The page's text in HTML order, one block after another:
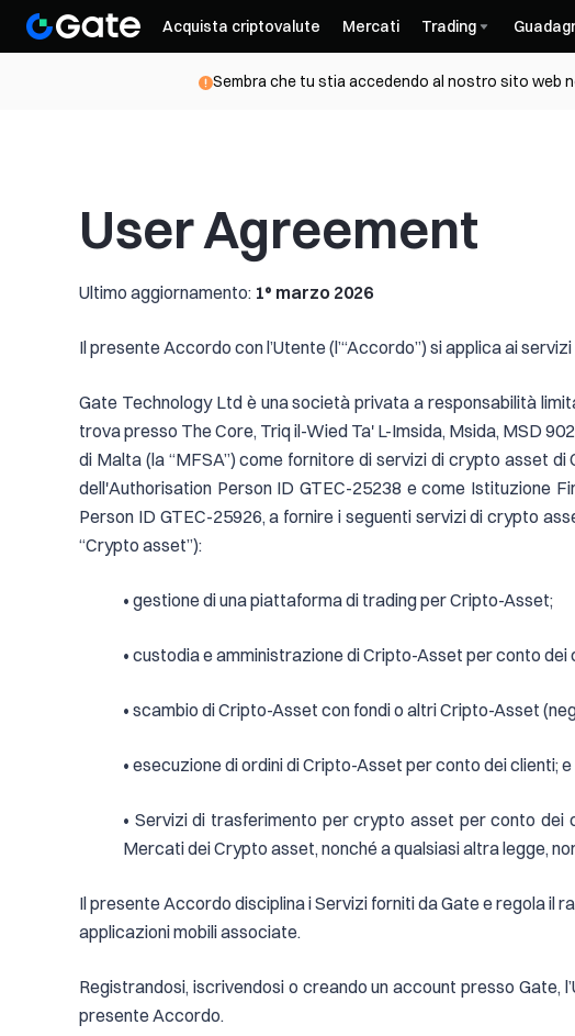
Acquista criptovalute Mercati Trading
Sembra che tu stia accedendo al nostro sito web
User Agreement
Ultimo aggiornamento: 1° marzo 2026
Il presente Accordo con l’Utente (l’“Accordo”) si applica ai
Gate Technology Ltd è una società privata a responsabilità
trova presso The Core, Triq il-Wied Ta' L-Imsida, Msida, MSD
di Malta (la “MFSA”) come fornitore di servizi di crypto asset
dell'Authorisation Person ID GTEC-25238 e come Istituzione
Person ID GTEC-25926, a fornire i seguenti servizi di crypto
“Crypto asset”):
• gestione di una piattaforma di trading per Cripto-Asset;
• custodia e amministrazione di Cripto-Asset per conto dei
• scambio di Cripto-Asset con fondi o altri Cripto-Asset
• esecuzione di ordini di Cripto-Asset per conto dei clienti; e
• Servizi di trasferimento per crypto asset per conto dei
Mercati dei Crypto asset, nonché a qualsiasi altra legge,
Il presente Accordo disciplina i Servizi forniti da Gate e regola il
applicazioni mobili associate.
Registrandosi, iscrivendosi o creando un account presso
presente Accordo.